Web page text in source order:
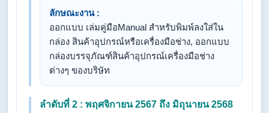
ลักษณะงาน :
ออกแบบ เล่มคู่มือManual สำหรับพิมพ์ลงใส่ใน
กล่อง สินค้าอุปกรณ์หรือเครื่องมือช่าง, ออกแบบ
กล่องบรรจุภัณฑ์สินค้าอุปกรณ์เครื่องมือช่าง
ต่างๆ ของบริษัท
ลำดับที่ 2 : พฤศจิกายน 2567 ถึง มิถุนายน 2568